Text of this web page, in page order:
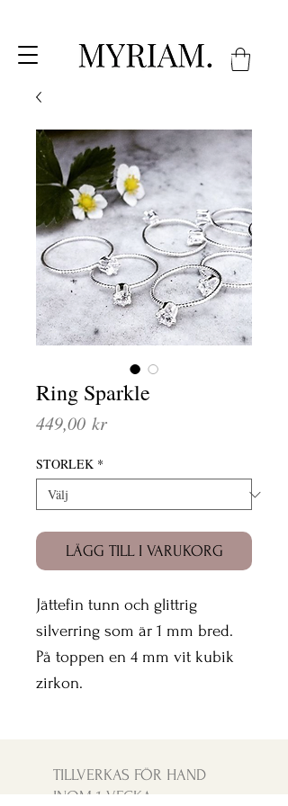
Ring Sparkle
449,00 krPris
STORLEK *
LÄGG TILL I VARUKORG
Jättefin tunn och glittrig
silverring som är 1 mm bred.
På toppen en 4 mm vit kubik
zirkon.
TILLVERKAS FÖR HAND
INOM 1 VECKA